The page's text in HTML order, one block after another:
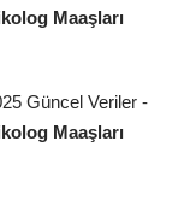
Maaşları
Güncel Veriler -
Maaşları